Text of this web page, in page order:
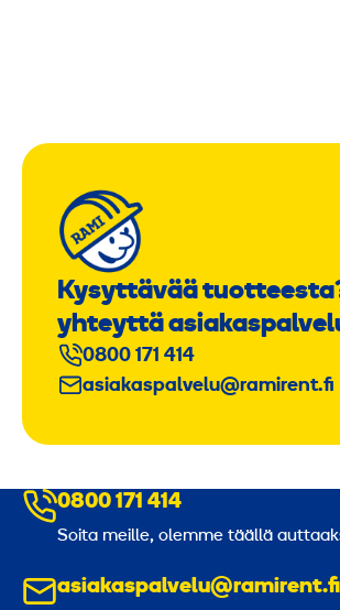
Kysyttävää
yhteyttä
0800 171 414
asiakaspalvelu@ramirent.fi
0800 171 414
Soita meille, olemme täällä
asiakaspalvelu@ramirent.fi